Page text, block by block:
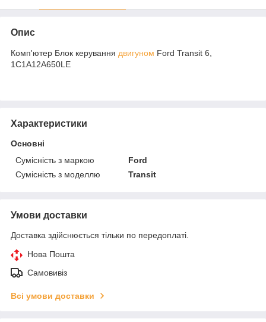
Опис
Комп'ютер Блок керування двигуном Ford Transit 6,
1C1A12A650LE
Характеристики
Основні
Сумісність з маркою
Ford
Сумісність з моделлю
Transit
Умови доставки
Доставка здійснюється тільки по передоплаті.
Нова Пошта
Самовивіз
Всі умови доставки